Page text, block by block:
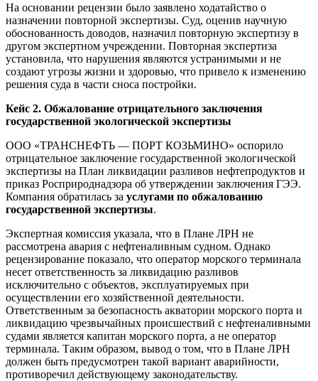
На основании рецензии было заявлено ходатайство о
назначении повторной экспертизы. Суд, оценив научную
обоснованность доводов, назначил повторную экспертизу в
другом экспертном учреждении. Повторная экспертиза
установила, что нарушения являются устранимыми и не
создают угрозы жизни и здоровью, что привело к изменению
решения суда в части сноса постройки.
Кейс 2. Обжалование отрицательного заключения
государственной экологической экспертизы
ООО «ТРАНСНЕФТЬ — ПОРТ КОЗЬМИНО» оспорило
отрицательное заключение государственной экологической
экспертизы на План ликвидации разливов нефтепродуктов и
приказ Росприроднадзора об утверждении заключения ГЭЭ.
Компания обратилась за услугами по обжалованию
государственной экспертизы.
Экспертная комиссия указала, что в Плане ЛРН не
рассмотрена авария с нефтеналивным судном. Однако
рецензирование показало, что оператор морского терминала
несет ответственность за ликвидацию разливов
исключительно с объектов, эксплуатируемых при
осуществлении его хозяйственной деятельности.
Ответственным за безопасность акватории морского порта и
ликвидацию чрезвычайных происшествий с нефтеналивными
судами является капитан морского порта, а не оператор
терминала. Таким образом, вывод о том, что в Плане ЛРН
должен быть предусмотрен такой вариант аварийности,
противоречил действующему законодательству.